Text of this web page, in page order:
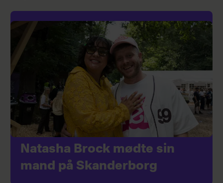
Natasha Brock mødte sin
mand på Skanderborg